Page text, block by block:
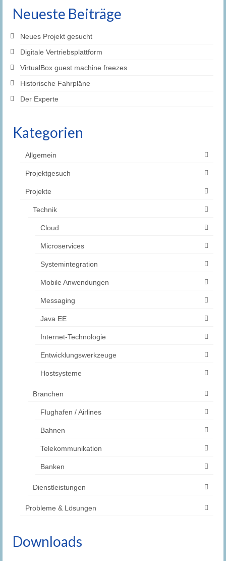
Neueste Beiträge
Neues Projekt gesucht
Digitale Vertriebsplattform
VirtualBox guest machine freezes
Historische Fahrpläne
Der Experte
Kategorien
Allgemein
Projektgesuch
Projekte
Technik
Cloud
Microservices
Systemintegration
Mobile Anwendungen
Messaging
Java EE
Internet-Technologie
Entwicklungswerkzeuge
Hostsysteme
Branchen
Flughafen / Airlines
Bahnen
Telekommunikation
Banken
Dienstleistungen
Probleme & Lösungen
Downloads